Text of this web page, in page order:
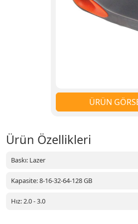
ÜRÜN
Ürün Özellikleri
Baskı: Lazer
Kapasite: 8-16-32-64-128 GB
Hız: 2.0 - 3.0